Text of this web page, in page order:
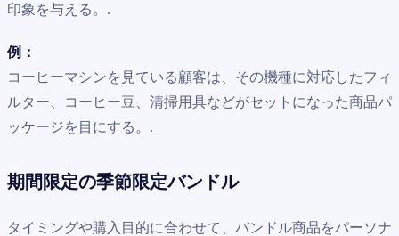
印象を与える。.
例：
コーヒーマシンを見ている顧客は、その機種に対応したフィ
ルター、コーヒー豆、清掃用具などがセットになった商品パ
ッケージを目にする。.
期間限定の季節限定バンドル
タイミングや購入目的に合わせて、バンドル商品をパーソナ